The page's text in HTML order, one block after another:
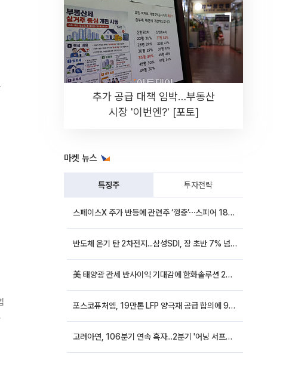
추가 공급 대책 임박…부동산
시장 '이번엔?' [포토]
마켓 뉴스
특징주 투자전략
스페이스X 주가 반등에 관련주 ‘껑충’⋯스피어 18%ㆍ에이치브이엠 12%↑
반도체 온기 탄 2차전지...삼성SDI, 장 초반 7% 넘게 껑충
美 태양광 관세 반사이익 기대감에 한화솔루션 20%대·OCI홀딩스 14%대 급등
포스코퓨처엠, 19만톤 LFP 양극재 공급 합의에 9%대 강세
고려아연, 106분기 연속 흑자...2분기 '어닝 서프라이즈'에 장 초반 12%대 강세